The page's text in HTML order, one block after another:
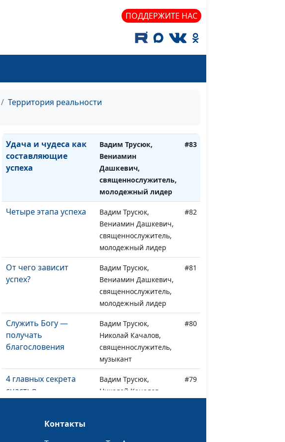
ПОДДЕРЖИТЕ НАС
Территория реальности
молодежный лидер
Вадим Трусюк,
Вениамин Дашкевич,
священнослужитель,
#85
Вениамин Дашкевич,
Удача и чудеса как
составляющие
успеха
Вадим Трусюк,
Вениамин
Дашкевич,
священнослужитель,
молодежный лидер
#83
Четыре этапа успеха
Вадим Трусюк,
Вениамин Дашкевич,
священнослужитель,
молодежный лидер
#82
От чего зависит
успех?
Вадим Трусюк,
Вениамин Дашкевич,
священнослужитель,
молодежный лидер
#81
Служить Богу —
получать
благословения
Вадим Трусюк,
Николай Качалов,
священнослужитель,
музыкант
#80
4 главных секрета
счастья
Вадим Трусюк,
Николай Качалов,
#79
Контакты